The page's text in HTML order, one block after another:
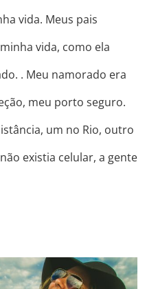
vida. Meus pais
vida, como ela
. Meu namorado era
meu porto seguro.
um no Rio, outro
existia celular, a gente